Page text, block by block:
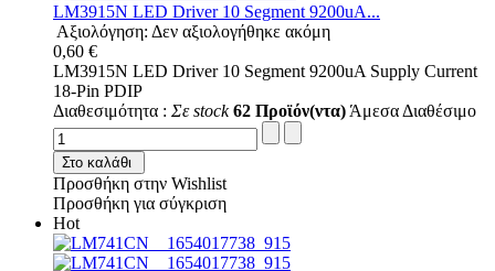
LM3915N LED Driver 10 Segment 9200uA...
Αξιολόγηση: Δεν αξιολογήθηκε ακόμη
0,60 €
LM3915N LED Driver 10 Segment 9200uA Supply Current
18-Pin PDIP
Διαθεσιμότητα : Σε stock 62 Προϊόν(ντα) Άμεσα Διαθέσιμο
Στο καλάθι
Προσθήκη στην Wishlist
Προσθήκη για σύγκριση
Hot